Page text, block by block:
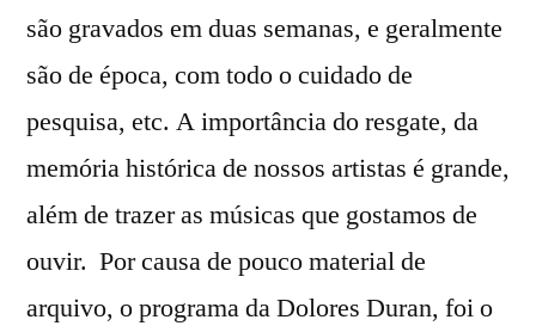
são gravados em duas semanas, e geralmente
são de época, com todo o cuidado de
pesquisa, etc. A importância do resgate, da
memória histórica de nossos artistas é grande,
além de trazer as músicas que gostamos de
ouvir. Por causa de pouco material de
arquivo, o programa da Dolores Duran, foi o